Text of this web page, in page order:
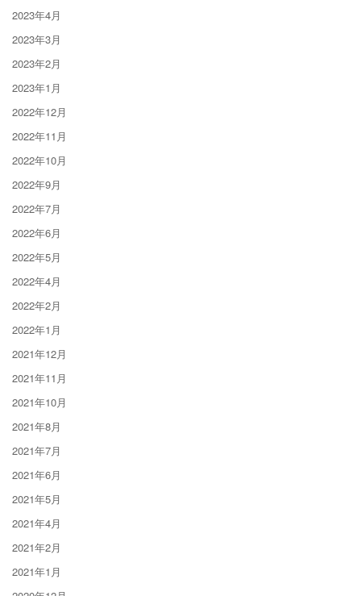
2023年4月
2023年3月
2023年2月
2023年1月
2022年12月
2022年11月
2022年10月
2022年9月
2022年7月
2022年6月
2022年5月
2022年4月
2022年2月
2022年1月
2021年12月
2021年11月
2021年10月
2021年8月
2021年7月
2021年6月
2021年5月
2021年4月
2021年2月
2021年1月